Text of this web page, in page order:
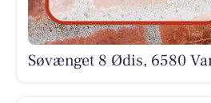
Søvænget 8 Ødis, 6580